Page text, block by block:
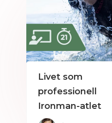
Livet som
professionell
Ironman-atlet